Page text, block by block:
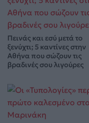
Πεινάς και εσύ μετά το
ξενύχτι; 5 καντίνες στην
Αθήνα που σώζουν τις
βραδινές σου λιγούρες